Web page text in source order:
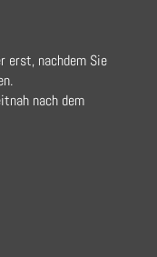
erst, nachdem Sie
nach dem